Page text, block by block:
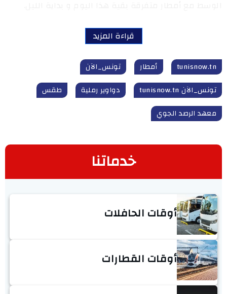
قراءة المزيد
tunisnow.tn أمطار
تونس_الآن
تونس_الآن tunisnow.tn
دواوير رملية
طقس
معهد الرصد الجوي
خدماتنا
أوقات الحافلات
أوقات القطارات